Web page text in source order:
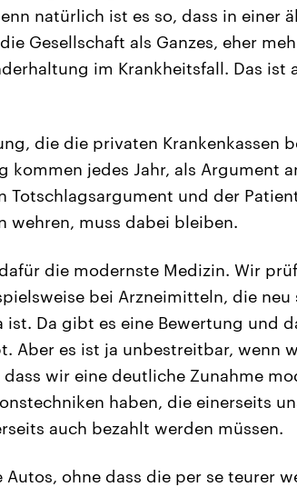
natürlich ist es so, dass in einer
Gesellschaft als Ganzes, eher
im Krankheitsfall. Das ist
die die privaten Krankenkassen
kommen jedes Jahr, als Argument
Totschlagsargument und der
wehren, muss dabei bleiben.
die modernste Medizin. Wir
bei Arzneimitteln, die
Da gibt es eine Bewertung und
Aber es ist ja unbestreitbar, wenn
wir eine deutliche Zunahme
haben, die einerseits
auch bezahlt werden müssen.
ohne dass die per se teurer